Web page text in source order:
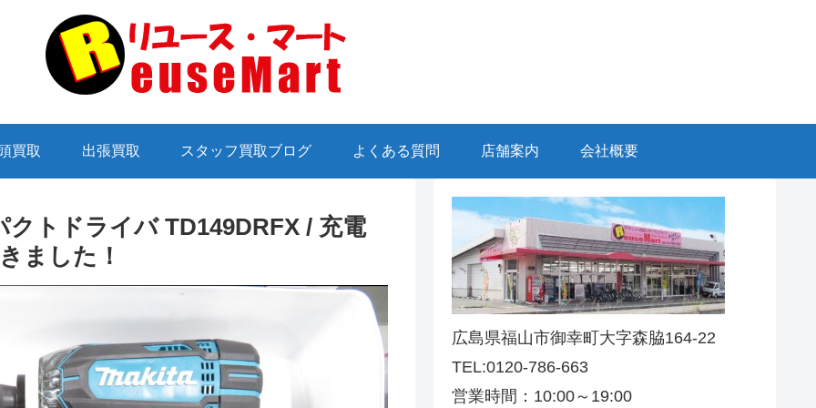
買取 出張買取 スタッフ買取ブログ よくある質問 店舗案内 会社概要
トドライバ TD149DRFX / 充電
ました！
広島県福山市御幸町大字森脇164-22
TEL:0120-786-663
営業時間：10:00～19:00